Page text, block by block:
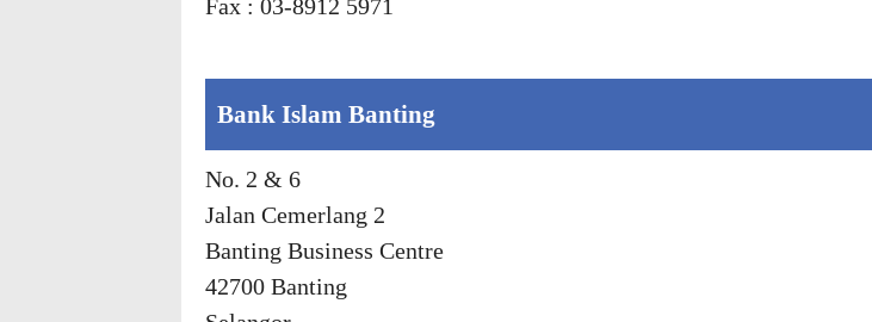
Fax : 03-8912 5971
Bank Islam Banting
No. 2 & 6
Jalan Cemerlang 2
Banting Business Centre
42700 Banting